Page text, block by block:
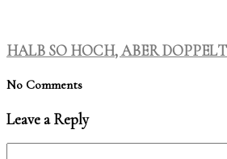
HALB SO HOCH, ABER
No Comments
Leave a Reply